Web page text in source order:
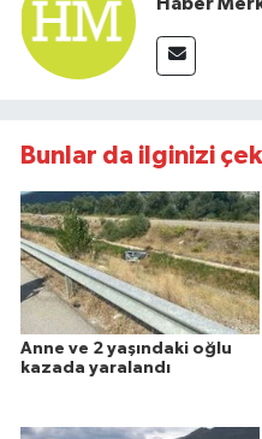
Bunlar da ilginizi
Anne ve 2 yaşındaki oğlu
kazada yaralandı